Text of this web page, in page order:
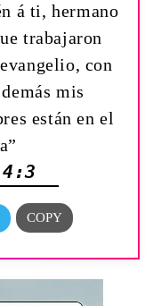
á ti, hermano
trabajaron
con
mis
están en el